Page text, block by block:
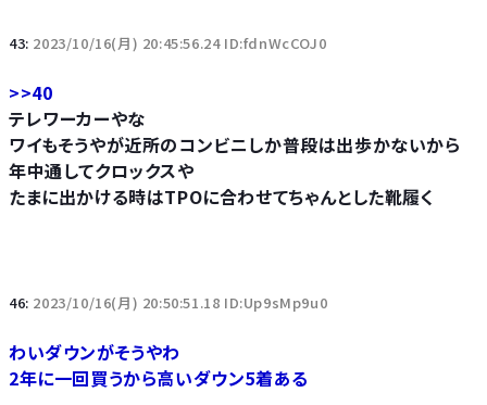
43: 2023/10/16(月) 20:45:56.24 ID:fdnWcCOJ0
>>40
テレワーカーやな
ワイもそうやが近所のコンビニしか普段は出歩かないから
年中通してクロックスや
たまに出かける時はTPOに合わせてちゃんとした靴履く
46: 2023/10/16(月) 20:50:51.18 ID:Up9sMp9u0
わいダウンがそうやわ
2年に一回買うから高いダウン5着ある